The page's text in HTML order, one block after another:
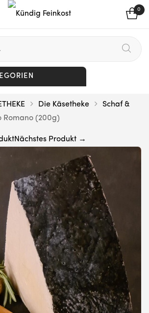
0
Die Käsetheke
Schaf &
Romano (200g)
Nächstes Produkt →